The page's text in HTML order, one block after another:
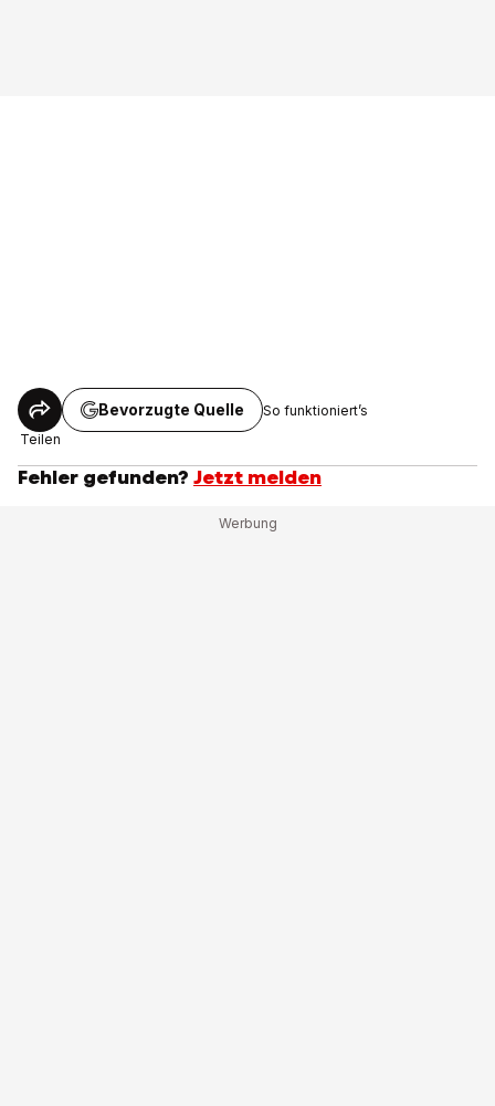
Teilen
Bevorzugte Quelle So funktioniert’s
Fehler gefunden? Jetzt melden